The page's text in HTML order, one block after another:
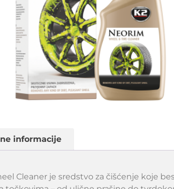
informacije
Cleaner je sredstvo za čišćenje koje